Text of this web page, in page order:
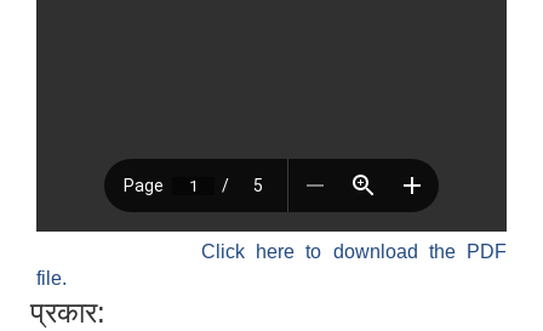
Click here to download the PDF
file.
प्रकार: